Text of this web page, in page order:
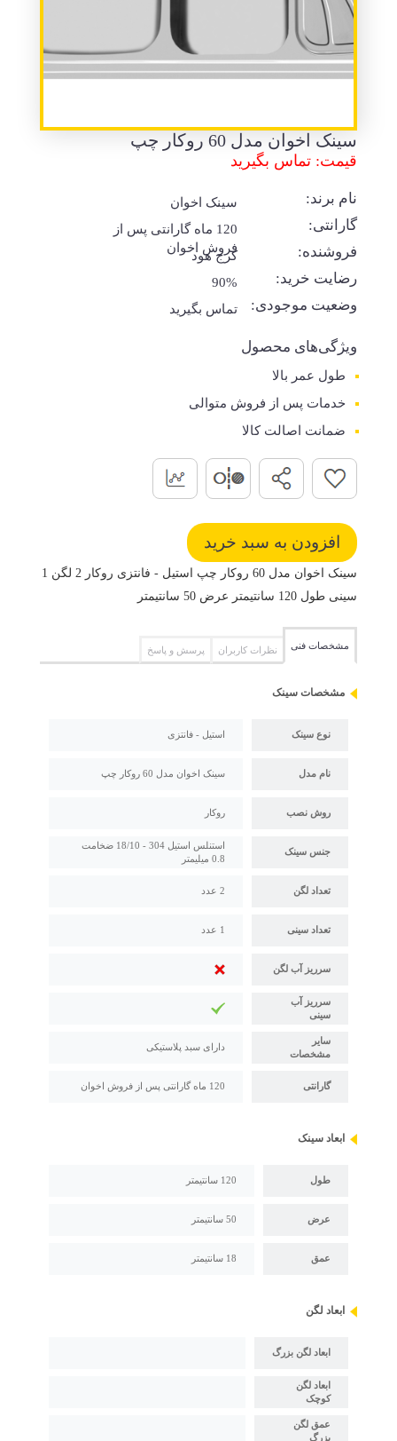
سینک اخوان مدل 60 روکار چپ
قیمت: تماس بگیرید
نام برند: سینک اخوان
گارانتی:
120 ماه گارانتی پس از
فروش اخوان
فروشنده: کرج هود
رضایت خرید: 90%
وضعیت موجودی: تماس بگیرید
ویژگی‌های محصول
طول عمر بالا
خدمات پس از فروش متوالی
ضمانت اصالت کالا
سینک اخوان مدل 60 روکار چپ استیل - فانتزی روکار 2 لگن 1
سینی طول 120 سانتیمتر عرض 50 سانتیمتر
مشخصات فنی نظرات کاربران پرسش و پاسخ
مشخصات سینک
نوع سینک استیل - فانتزی
نام مدل سینک اخوان مدل 60 روکار چپ
روش نصب روکار
جنس سینک
استنلس استیل 304 - 18/10 ضخامت
0.8 میلیمتر
تعداد لگن 2 عدد
تعداد سینی 1 عدد
سرریز آب لگن
سرریز آب
سینی
سایر
مشخصات
دارای سبد پلاستیکی
گارانتی 120 ماه گارانتی پس از فروش اخوان
ابعاد سینک
طول 120 سانتیمتر
عرض 50 سانتیمتر
عمق 18 سانتیمتر
ابعاد لگن
ابعاد لگن بزرگ
ابعاد لگن
کوچک
عمق لگن
بزرگ